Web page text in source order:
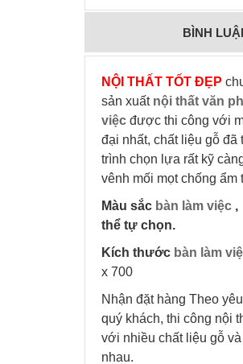
BÌNH
NỘI THẤT TỐT ĐẸP
sản xuất nội thất văn
việc được thi công với
đại nhất, chất liệu gỗ đã
trình chọn lựa rất kỹ
vênh mối mọt chống ẩm
Màu sắc bàn làm việc,
thể tự chọn.
Kích thước bàn làm
x 700
Nhận đặt hàng Theo
quý khách, thi công nội
với nhiều chất liệu gỗ
nhau.